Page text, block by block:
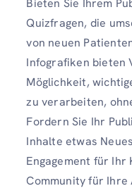
Bieten Sie Ihrem
Quizfragen, die
von neuen
Infografiken bieten
Möglichkeit,
zu verarbeiten,
Fordern Sie Ihr
Inhalte etwas
Engagement für Ihr
Community für Ihre